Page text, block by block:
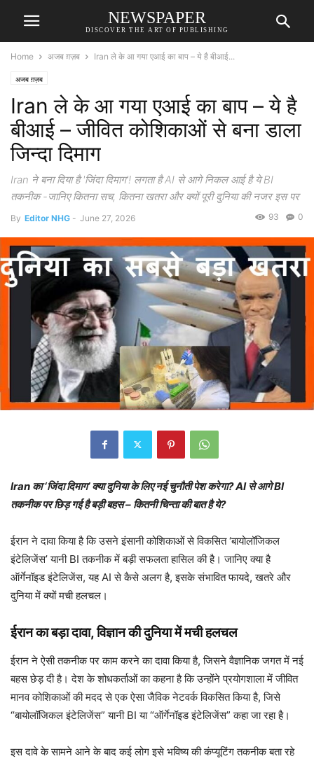
NEWSPAPER
DISCOVER THE ART OF PUBLISHING
Home अजब ग़ज़ब Iran ले के आ गया एआई का बाप – ये है बीआई...
अजब ग़ज़ब
Iran ले के आ गया एआई का बाप – ये है
बीआई – जीवित कोशिकाओं से बना डाला
जिन्दा दिमाग
Iran ने बना दिया है 'जिंदा दिमाग'! लगता है AI से आगे निकल आई है ये BI
तकनीक -जानिए कितना सच, कितना खतरा और क्यों पूरी दुनिया की नजर इस पर
By Editor NHG - June 27, 2026 0
93
Iran का ‘जिंदा दिमाग’ क्या दुनिया के लिए नई चुनौती पेश करेगा? AI से आगे BI
तकनीक पर छिड़ गई है बड़ी बहस – कितनी चिन्ता की बात है ये?
ईरान ने दावा किया है कि उसने इंसानी कोशिकाओं से विकसित ‘बायोलॉजिकल
इंटेलिजेंस’ यानी BI तकनीक में बड़ी सफलता हासिल की है। जानिए क्या है
ऑर्गेनॉइड इंटेलिजेंस, यह AI से कैसे अलग है, इसके संभावित फायदे, खतरे और
दुनिया में क्यों मची हलचल।
ईरान का बड़ा दावा, विज्ञान की दुनिया में मची हलचल
ईरान ने ऐसी तकनीक पर काम करने का दावा किया है, जिसने वैज्ञानिक जगत में नई
बहस छेड़ दी है। देश के शोधकर्ताओं का कहना है कि उन्होंने प्रयोगशाला में जीवित
मानव कोशिकाओं की मदद से एक ऐसा जैविक नेटवर्क विकसित किया है, जिसे
“बायोलॉजिकल इंटेलिजेंस” यानी BI या “ऑर्गेनॉइड इंटेलिजेंस” कहा जा रहा है।
इस दावे के सामने आने के बाद कई लोग इसे भविष्य की कंप्यूटिंग तकनीक बता रहे